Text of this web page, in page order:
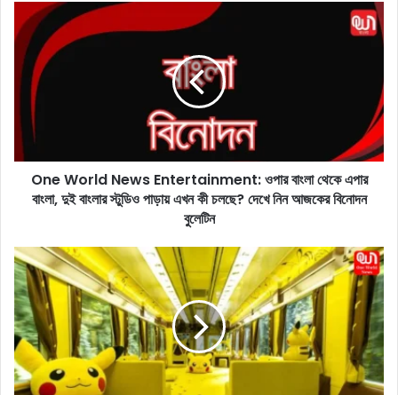
ok
n
W
N
n
t
e
r
t
a
i
n
One World News Entertainment: ওপার বাংলা থেকে এপার
বাংলা, দুই বাংলার স্টুডিও পাড়ায় এখন কী চলছে? দেখে নিন আজকের বিনোদন
বুলেটিন
P
i
k
a
c
h
u
-